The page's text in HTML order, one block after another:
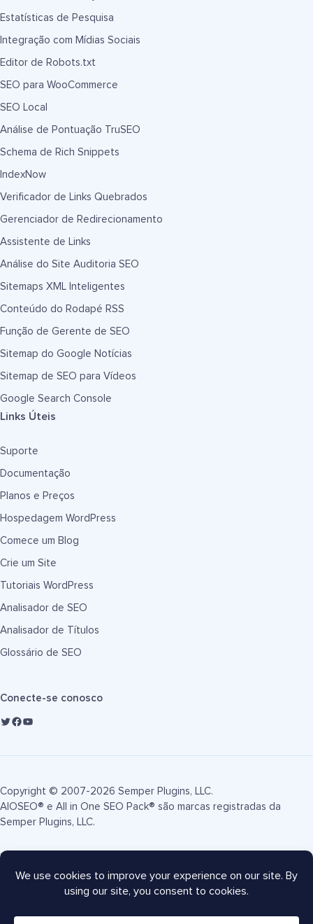
Estatísticas de Pesquisa
Integração com Mídias Sociais
Editor de Robots.txt
SEO para WooCommerce
SEO Local
Análise de Pontuação TruSEO
Schema de Rich Snippets
IndexNow
Verificador de Links Quebrados
Gerenciador de Redirecionamento
Assistente de Links
Análise do Site Auditoria SEO
Sitemaps XML Inteligentes
Conteúdo do Rodapé RSS
Função de Gerente de SEO
Sitemap do Google Notícias
Sitemap de SEO para Vídeos
Google Search Console
Links Úteis
Suporte
Documentação
Planos e Preços
Hospedagem WordPress
Comece um Blog
Crie um Site
Tutoriais WordPress
Analisador de SEO
Analisador de Títulos
Glossário de SEO
Conecte-se conosco
Copyright © 2007-2026 Semper Plugins, LLC.
AIOSEO® e All in One SEO Pack® são marcas registradas da
Semper Plugins, LLC.
Termos de Serviço
Mapa do site
Cupom AIOSEO